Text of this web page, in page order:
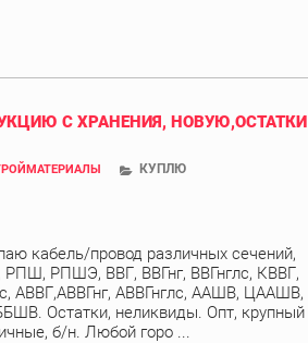
С ХРАНЕНИЯ, НОВУЮ,ОСТАТКИ
КУПЛЮ
кабель/провод различных сечений,
РПШЭ, ВВГ, ВВГнг, ВВГнглс, КВВГ,
АВВГ,АВВГнг, АВВГнглс, ААШВ, ЦААШВ,
Остатки, неликвиды. Опт, крупный
б/н. Любой горо ...